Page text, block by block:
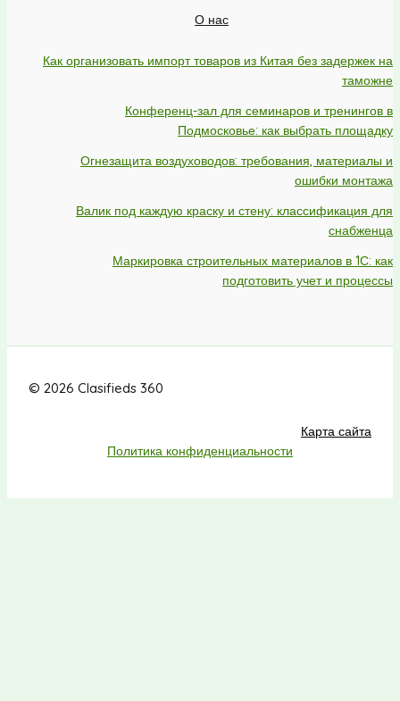
О нас
Как организовать импорт товаров из Китая без задержек на
таможне
Конференц-зал для семинаров и тренингов в
Подмосковье: как выбрать площадку
Огнезащита воздуховодов: требования, материалы и
ошибки монтажа
Валик под каждую краску и стену: классификация для
снабженца
Маркировка строительных материалов в 1С: как
подготовить учет и процессы
© 2026 Clasifieds 360
Карта сайта
Политика конфиденциальности